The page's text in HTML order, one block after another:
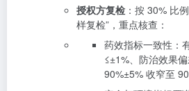
授权方复检 ：按 30% 比
样复检”，重点核查：
药效指标一致性：
≤±1%、防治效果
90%±5% 收窄至